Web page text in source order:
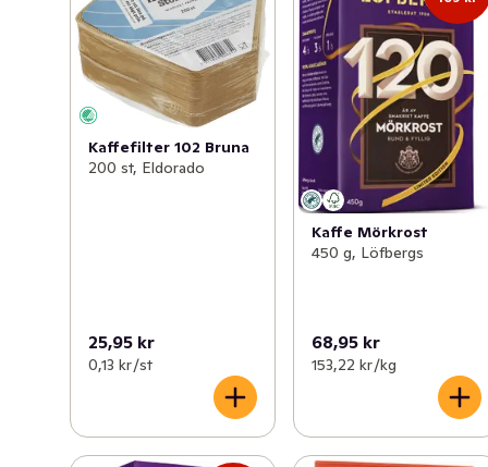
och påsen som plast. Filter och sump sorteras som
matavfall och kan komposteras.
Kaffefilter 102 Bruna
200 st, Eldorado
25,95 kr
0,13 kr /st
Kaffe Mörkrost
450 g, Löfbergs
68,95 kr
153,22 kr /kg